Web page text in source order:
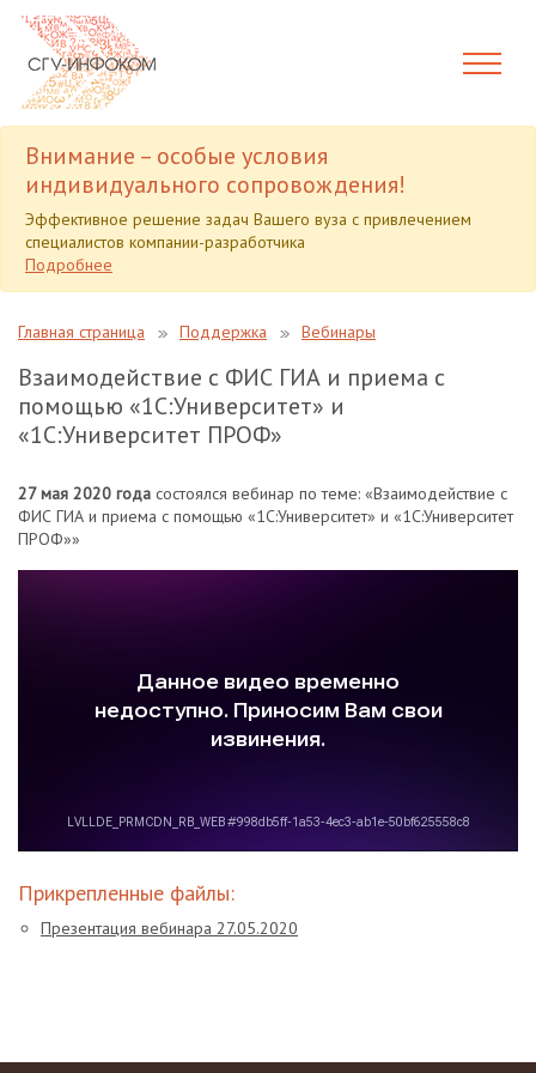
Внимание – особые условия
индивидуального сопровождения!
Эффективное решение задач Вашего вуза с привлечением
специалистов компании-разработчика
Подробнее
Главная страница Поддержка Вебинары
Взаимодействие с ФИС ГИА и приема с
помощью «1С:Университет» и
«1С:Университет ПРОФ»
27 мая 2020 года состоялся вебинар по теме: «Взаимодействие с
ФИС ГИА и приема с помощью «1С:Университет» и «1С:Университет
ПРОФ»»
Прикрепленные файлы:
Презентация вебинара 27.05.2020